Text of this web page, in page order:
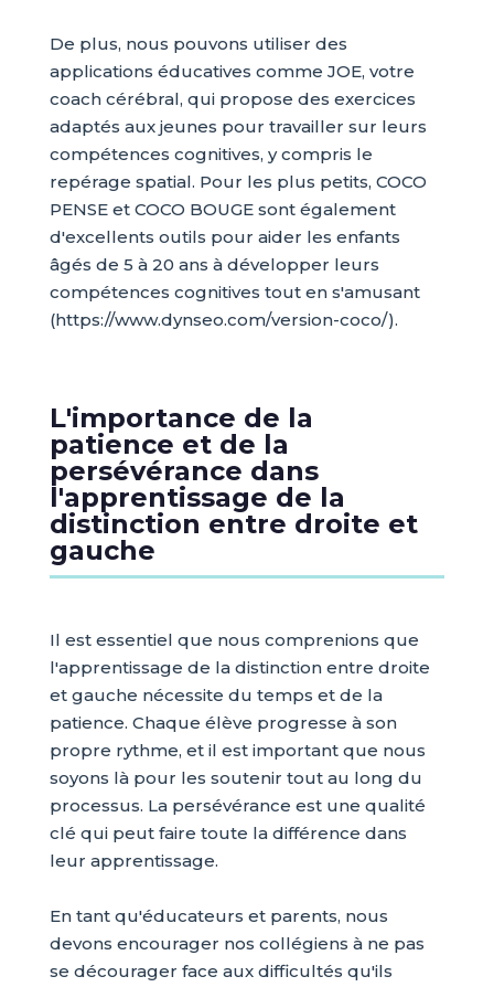
De plus, nous pouvons utiliser des
applications éducatives comme JOE, votre
coach cérébral, qui propose des exercices
adaptés aux jeunes pour travailler sur leurs
compétences cognitives, y compris le
repérage spatial. Pour les plus petits, COCO
PENSE et COCO BOUGE sont également
d'excellents outils pour aider les enfants
âgés de 5 à 20 ans à développer leurs
compétences cognitives tout en s'amusant
(https://www.dynseo.com/version-coco/).
L'importance de la
patience et de la
persévérance dans
l'apprentissage de la
distinction entre droite et
gauche
Il est essentiel que nous comprenions que
l'apprentissage de la distinction entre droite
et gauche nécessite du temps et de la
patience. Chaque élève progresse à son
propre rythme, et il est important que nous
soyons là pour les soutenir tout au long du
processus. La persévérance est une qualité
clé qui peut faire toute la différence dans
leur apprentissage.
En tant qu'éducateurs et parents, nous
devons encourager nos collégiens à ne pas
se décourager face aux difficultés qu'ils